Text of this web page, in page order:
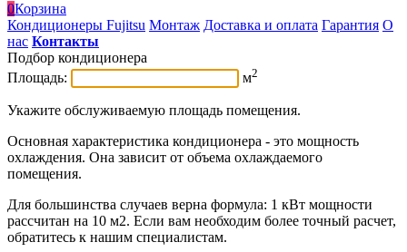
0Корзина
Кондиционеры Fujitsu Монтаж Доставка и оплата Гарантия О
нас Контакты
Подбор кондиционера
Площадь:
м2
Укажите обслуживаемую площадь помещения.
Основная характеристика кондиционера - это мощность
охлаждения. Она зависит от объема охлаждаемого
помещения.
Для большинства случаев верна формула: 1 кВт мощности
рассчитан на 10 м2. Если вам необходим более точный расчет,
обратитесь к нашим специалистам.